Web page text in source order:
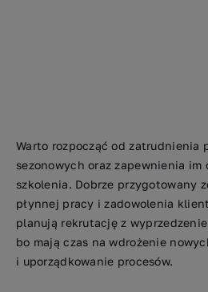
Warto rozpocząć od zatrudnienia
sezonowych oraz zapewnienia im
szkolenia. Dobrze przygotowany
płynnej pracy i zadowolenia
planują rekrutację z
bo mają czas na wdrożenie
i uporządkowanie procesów.